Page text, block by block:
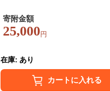
寄附金額
25,000 円
在庫: あり